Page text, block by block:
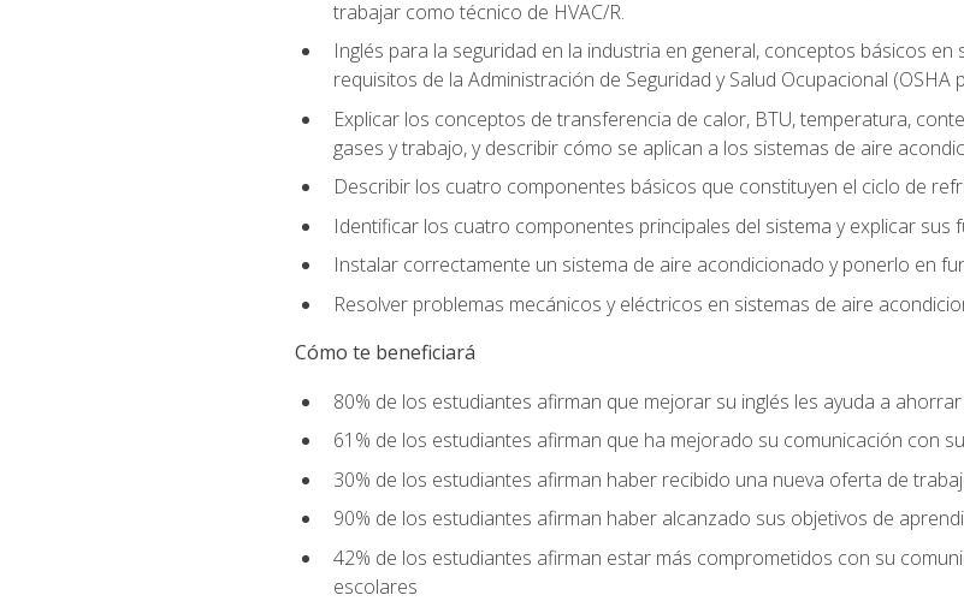
trabajar como técnico de HVAC/R.
Inglés para la seguridad en la industria en general, conceptos básicos
requisitos de la Administración de Seguridad y Salud Ocupacional
Explicar los conceptos de transferencia de calor, BTU, temperatura,
gases y trabajo, y describir cómo se aplican a los sistemas de aire
Describir los cuatro componentes básicos que constituyen el ciclo de
Identificar los cuatro componentes principales del sistema y explicar sus
Instalar correctamente un sistema de aire acondicionado y ponerlo en
Resolver problemas mecánicos y eléctricos en sistemas de aire
Cómo te beneficiará
80% de los estudiantes afirman que mejorar su inglés les ayuda a
61% de los estudiantes afirman que ha mejorado su comunicación con
30% de los estudiantes afirman haber recibido una nueva oferta de
90% de los estudiantes afirman haber alcanzado sus objetivos de
42% de los estudiantes afirman estar más comprometidos con su
escolares